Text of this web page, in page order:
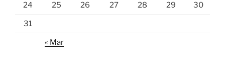
24 25 26 27 28 29 30
31
« Mar